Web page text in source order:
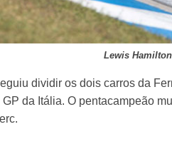
Lewis Hamilton
dividir os dois carros da
da Itália. O pentacampeão